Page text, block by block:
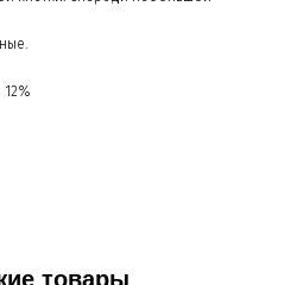
товары